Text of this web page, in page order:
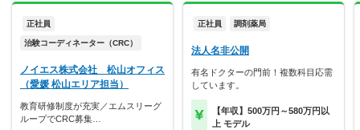
正社員
治験コーディネーター（CRC）
ノイエス株式会社 松山オフィス
（愛媛 松山エリア担当）
教育研修制度が充実／エムスリーグ
ループでCRC募集…
正社員 調剤薬局
法人名非公開
有名ドクターの門前！複数科目応需
しています。
【年収】500万円～580万円以
上 モデル